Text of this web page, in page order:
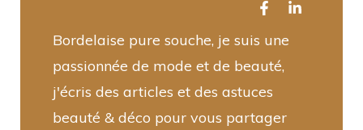
Bordelaise pure souche, je suis une
passionnée de mode et de beauté,
j'écris des articles et des astuces
beauté & déco pour vous partager